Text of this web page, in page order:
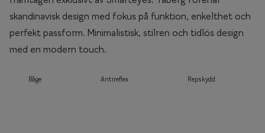
skandinavisk design med fokus på funktion, enkelthet och
perfekt passform. Minimalistisk, stilren och tidlös design
med en modern touch.
Båge Antireflex Repskydd